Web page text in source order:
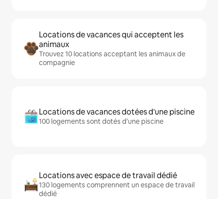
Locations de vacances qui acceptent les
animaux
Trouvez 10 locations acceptant les animaux de
compagnie
Locations de vacances dotées d'une piscine
100 logements sont dotés d'une piscine
Locations avec espace de travail dédié
130 logements comprennent un espace de travail
dédié